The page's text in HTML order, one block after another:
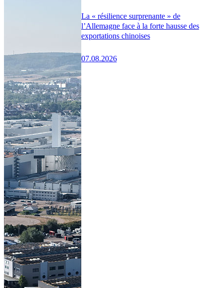
La « résilience surprenante » de
l’Allemagne face à la forte hausse des
exportations chinoises
07.08.2026